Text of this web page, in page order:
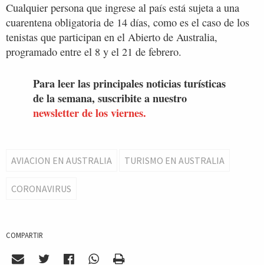
Cualquier persona que ingrese al país está sujeta a una
cuarentena obligatoria de 14 días, como es el caso de los
tenistas que participan en el Abierto de Australia,
programado entre el 8 y el 21 de febrero.
Para leer las principales noticias turísticas
de la semana, suscribite a nuestro
newsletter de los viernes.
AVIACION EN AUSTRALIA TURISMO EN AUSTRALIA
CORONAVIRUS
COMPARTIR